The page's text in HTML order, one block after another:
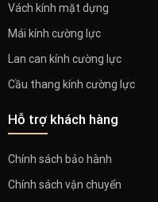
Vách kính mặt dựng
Mái kính cường lực
Lan can kính cường lực
Cầu thang kính cường lực
Hỗ trợ khách hàng
Chính sách bảo hành
Chính sách vận chuyển